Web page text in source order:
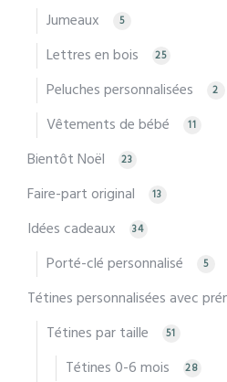
Jumeaux 5
Lettres en bois 25
Peluches personnalisées 2
Vêtements de bébé 11
Bientôt Noël 23
Faire-part original 13
Idées cadeaux 34
Porté-clé personnalisé 5
Tétines personnalisées avec
Tétines par taille 51
Tétines 0-6 mois 28